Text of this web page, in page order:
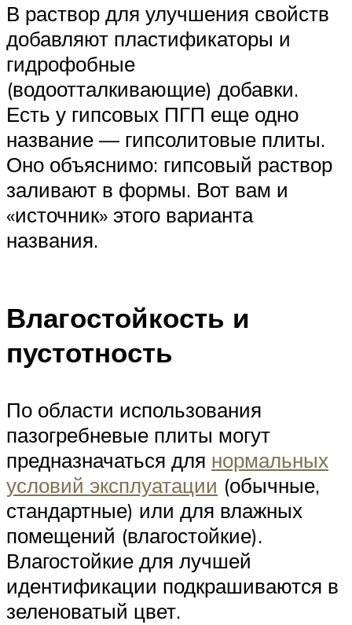
В раствор для улучшения свойств
добавляют пластификаторы и
гидрофобные
(водоотталкивающие) добавки.
Есть у гипсовых ПГП еще одно
название — гипсолитовые плиты.
Оно объяснимо: гипсовый раствор
заливают в формы. Вот вам и
«источник» этого варианта
названия.
Влагостойкость и
пустотность
По области использования
пазогребневые плиты могут
предназначаться для нормальных
условий эксплуатации (обычные,
стандартные) или для влажных
помещений (влагостойкие).
Влагостойкие для лучшей
идентификации подкрашиваются в
зеленоватый цвет.